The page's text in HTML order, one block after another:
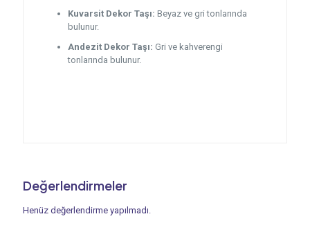
Kuvarsit Dekor Taşı: Beyaz ve gri tonlarında
bulunur.
Andezit Dekor Taşı: Gri ve kahverengi
tonlarında bulunur.
Değerlendirmeler
Henüz değerlendirme yapılmadı.